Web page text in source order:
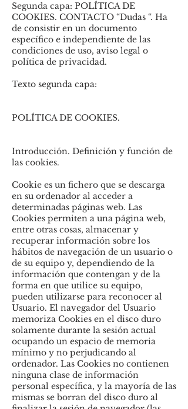
Segunda capa: POLÍTICA DE
COOKIES. CONTACTO “Dudas “. Ha
de consistir en un documento
específico e independiente de las
condiciones de uso, aviso legal o
política de privacidad.
Texto segunda capa:
POLÍTICA DE COOKIES.
Introducción. Definición y función de
las cookies.
Cookie es un fichero que se descarga
en su ordenador al acceder a
determinadas páginas web. Las
Cookies permiten a una página web,
entre otras cosas, almacenar y
recuperar información sobre los
hábitos de navegación de un usuario o
de su equipo y, dependiendo de la
información que contengan y de la
forma en que utilice su equipo,
pueden utilizarse para reconocer al
Usuario. El navegador del Usuario
memoriza Cookies en el disco duro
solamente durante la sesión actual
ocupando un espacio de memoria
mínimo y no perjudicando al
ordenador. Las Cookies no contienen
ninguna clase de información
personal específica, y la mayoría de las
mismas se borran del disco duro al